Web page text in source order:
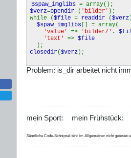
$spaw_imglibs = array();
$verz=opendir ( 'bilder' );
while ($file = readdir ($verz
$spaw_imglibs [] = array(
'value' => 'bilder/' .
'text' => $file
);
closedir($verz);
Problem: is_dir arbeitet nicht
mein Sport: mein Frühstück:
Sämtliche Code-Schnipsel sind im Allgemeinen nicht getestet